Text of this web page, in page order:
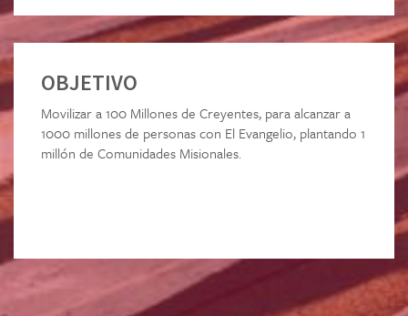
OBJETIVO
Movilizar a 100 Millones de Creyentes, para alcanzar a
1000 millones de personas con El Evangelio, plantando 1
millón de Comunidades Misionales.